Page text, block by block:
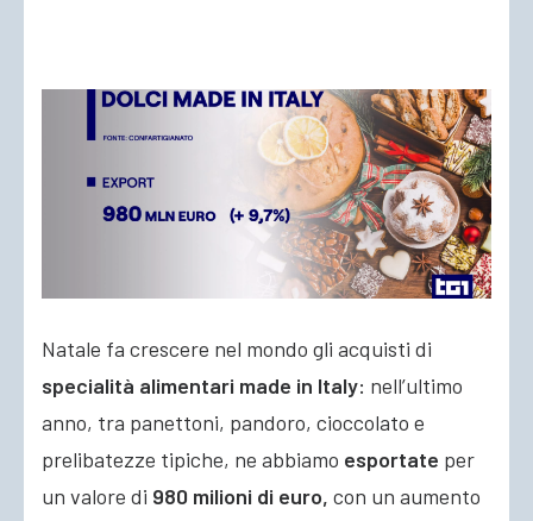
Natale fa crescere nel mondo gli acquisti di
specialità alimentari made in Italy: nell’ultimo
anno, tra panettoni, pandoro, cioccolato e
prelibatezze tipiche, ne abbiamo esportate per
un valore di 980 milioni di euro, con un aumento